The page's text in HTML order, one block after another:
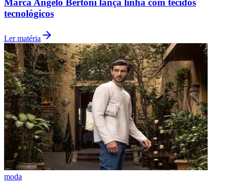
Botafogo
Marca Angelo Bertoni lança linha com tecidos
tecnológicos
Ler matéria
moda